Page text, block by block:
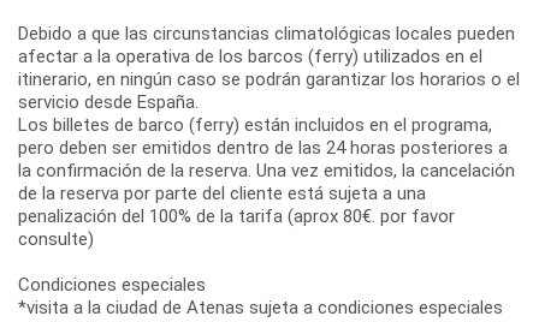
Debido a que las circunstancias climatológicas locales pueden
afectar a la operativa de los barcos (ferry) utilizados en el
itinerario, en ningún caso se podrán garantizar los horarios o el
servicio desde España.
Los billetes de barco (ferry) están incluidos en el programa,
pero deben ser emitidos dentro de las 24 horas posteriores a
la confirmación de la reserva. Una vez emitidos, la cancelación
de la reserva por parte del cliente está sujeta a una
penalización del 100% de la tarifa (aprox 80€. por favor
consulte)
Condiciones especiales
*visita a la ciudad de Atenas sujeta a condiciones especiales